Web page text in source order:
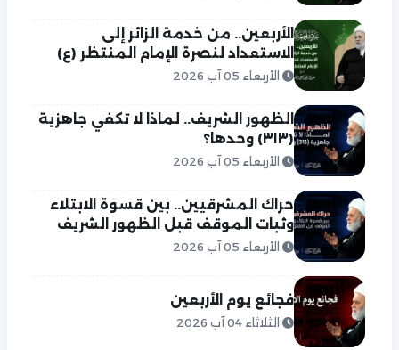
الأربعين.. من خدمة الزائر إلى
الاستعداد لنصرة الإمام المنتظر (ع)
الأربعاء 05 آب 2026
الظهور الشريف.. لماذا لا تكفي جاهزية
(٣١٣) وحدها؟
الأربعاء 05 آب 2026
حراك المشرقيين.. بين قسوة الابتلاء
وثبات الموقف قبل الظهور الشريف
الأربعاء 05 آب 2026
فجائع يوم الأربعين
الثلاثاء 04 آب 2026